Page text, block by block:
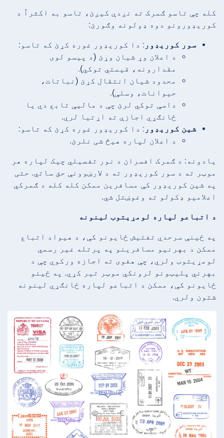
کله چې تاسو ګمرک ته نږدې کیږئ، تاسو به اکثراً د
کوریډورونو دوه ډولونه وګورئ:
سور کوریډور : دا کوریډور غوره کړئ که تاسو:
د اعلان وړ شیان وړئ (د پیسو لوی
مقدارونه، قیمتي توکي).
محدود شیان انتقال کړئ (نباتات،
حیوانات، وسلې).
داسې توکي لرئ چې د مالیې تابع دي یا
ځانګړي اجازې ته اړتیا لري.
شین کوریډور : دا کوریډور غوره کړئ که تاسو:
د اعلان لپاره هیڅ شی نلرئ.
یادونه: د ګمرک افسران د نور تفصیلي چیک لپاره هر
موټر ته د سور کوریډور ته د لارښوونې حق ساتي. حتی
په شین کوریډور کې مسافرین ممکن کله کله د ګمرکي
اعلامیو ډکولو ته وغوښتل شي.
د اتباعو لپاره لومړیتوب لینونه
په ځینې سرحدي تفتیش ځایونو کې، د هیواد اتباع
ممکن د بهرنیو مسافرینو په پرتله غیر رسمي
لومړیتوب ولري، چې هغوی ته اجازه ورکوي چې د
بهرني پلیټونو لرونکي موټر تیر کړي. په ځینو
ځایونو کې، ممکن د اتباعو لپاره ځانګړي لینونه
شتون ولري.